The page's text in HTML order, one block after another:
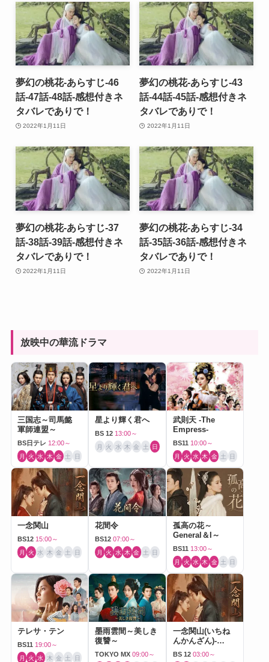
夢幻の桃花-あらすじ-46
話-47話-48話-感想付きネ
タバレでありで！
2022年1月11日
夢幻の桃花-あらすじ-43
話-44話-45話-感想付きネ
タバレでありで！
2022年1月11日
夢幻の桃花-あらすじ-37
話-38話-39話-感想付きネ
タバレでありで！
2022年1月11日
夢幻の桃花-あらすじ-34
話-35話-36話-感想付きネ
タバレでありで！
2022年1月11日
放映中の華流ドラマ
三国志～司馬懿
軍師連盟～
BS日テレ 12:00～
月 火 水 木 金 土 日
星より輝く君へ
BS 12 13:00～
月 火 水 木 金 土 日
武則天 -The
Empress-
BS11 10:00～
月 火 水 木 金 土 日
一念関山
BS12 15:00～
月 火 水 木 金 土 日
花間令
BS12 07:00～
月 火 水 木 金 土 日
孤高の花～
General＆I～
BS11 13:00～
月 火 水 木 金 土 日
テレサ・テン
BS11 19:00～
月 火 水 木 金 土 日
墨雨雲間～美しき
復讐～
TOKYO MX 09:00～
一念関山(いちね
んかんざん)-
Journey to Love-
BS 12 03:00～